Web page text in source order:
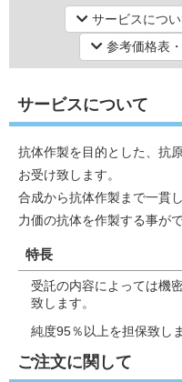
抗体作製
各種動物 / 非動物 モノクロ
サービスにつ
参考価格表
サービスについて
抗体作製を目的とした、抗
お受け致します。
合成から抗体作製まで一貫
力価の抗体を作製する事がで
特長
受託の内容によっては機
致します。
純度95％以上を担保致しま
ご注文に関して
研究機器オンライン
ワケンG オンラインショ
和研薬 ホームページ